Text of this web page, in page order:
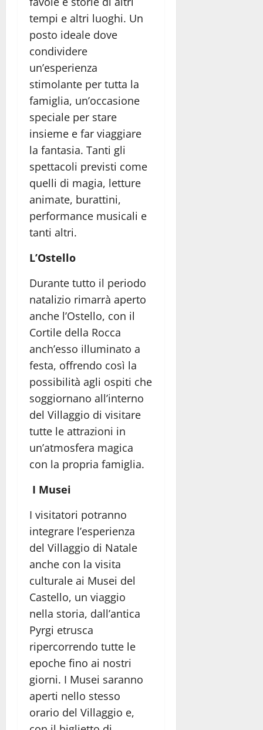
tempi e altri luoghi. Un
posto ideale dove
condividere
un’esperienza
stimolante per tutta la
famiglia, un’occasione
speciale per stare
insieme e far viaggiare
la fantasia. Tanti gli
spettacoli previsti come
quelli di magia, letture
animate, burattini,
performance musicali e
tanti altri.
L’Ostello
Durante tutto il periodo
natalizio rimarrà aperto
anche l’Ostello, con il
Cortile della Rocca
anch’esso illuminato a
festa, offrendo così la
possibilità agli ospiti che
soggiornano all’interno
del Villaggio di visitare
tutte le attrazioni in
un’atmosfera magica
con la propria famiglia.
I Musei
I visitatori potranno
integrare l’esperienza
del Villaggio di Natale
anche con la visita
culturale ai Musei del
Castello, un viaggio
nella storia, dall’antica
Pyrgi etrusca
ripercorrendo tutte le
epoche fino ai nostri
giorni. I Musei saranno
aperti nello stesso
orario del Villaggio e,